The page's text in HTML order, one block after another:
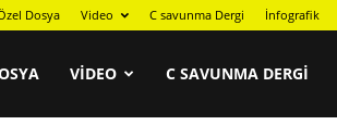
Dosya Video C savunma Dergi İnfografik
VIDEO C SAVUNMA DERGI